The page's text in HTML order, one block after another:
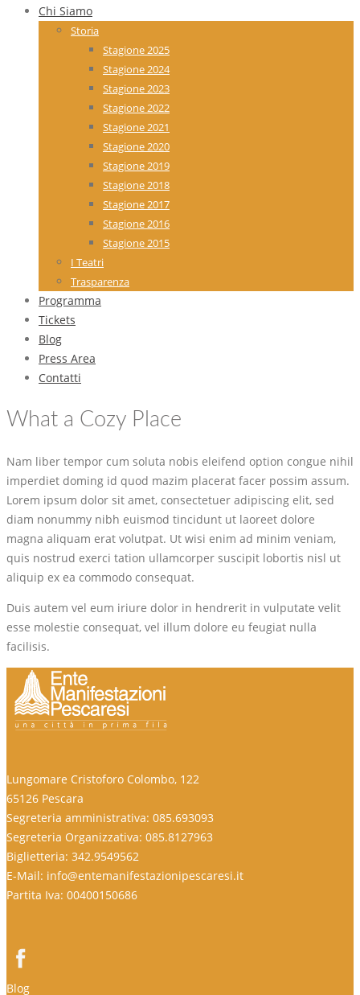
Chi Siamo
Storia
Stagione 2025
Stagione 2024
Stagione 2023
Stagione 2022
Stagione 2021
Stagione 2020
Stagione 2019
Stagione 2018
Stagione 2017
Stagione 2016
Stagione 2015
I Teatri
Trasparenza
Programma
Tickets
Blog
Press Area
Contatti
What a Cozy Place
Nam liber tempor cum soluta nobis eleifend option congue nihil
imperdiet doming id quod mazim placerat facer possim assum.
Lorem ipsum dolor sit amet, consectetuer adipiscing elit, sed
diam nonummy nibh euismod tincidunt ut laoreet dolore
magna aliquam erat volutpat. Ut wisi enim ad minim veniam,
quis nostrud exerci tation ullamcorper suscipit lobortis nisl ut
aliquip ex ea commodo consequat.
Duis autem vel eum iriure dolor in hendrerit in vulputate velit
esse molestie consequat, vel illum dolore eu feugiat nulla
facilisis.
Lungomare Cristoforo Colombo, 122
65126 Pescara
Segreteria amministrativa: 085.693093
Segreteria Organizzativa: 085.8127963
Biglietteria: 342.9549562
E-Mail: info@entemanifestazionipescaresi.it
Partita Iva: 00400150686
Blog